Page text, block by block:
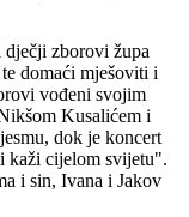
zborovi župa
domaći mješoviti i
vođeni svojim
Kusalićem i
dok je koncert
kaži cijelom svijetu".
i sin, Ivana i Jakov